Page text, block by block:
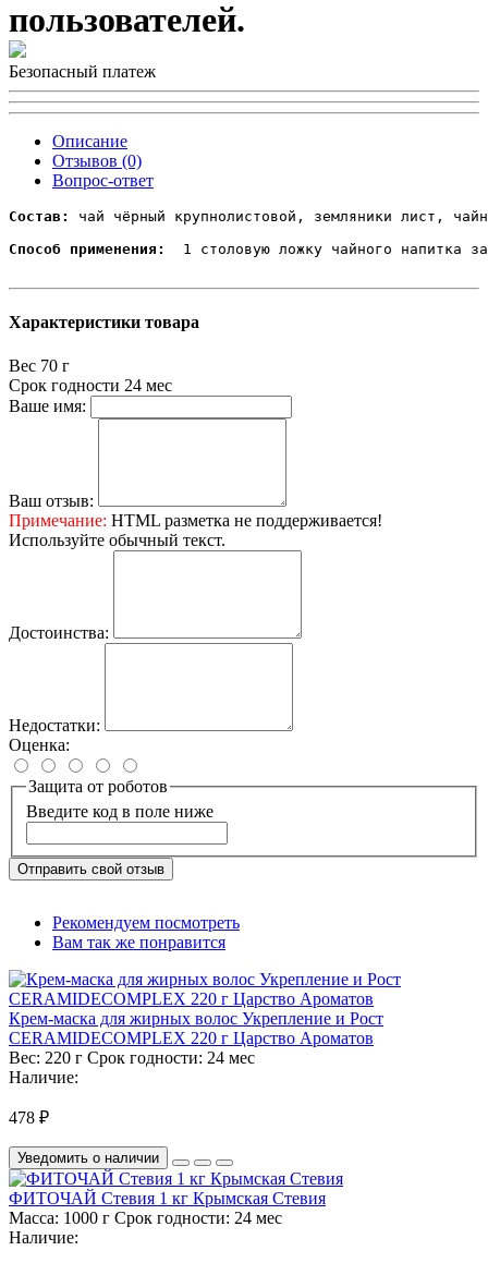
пользователей.
Безопасный платеж
Описание
Отзывов (0)
Вопрос-ответ
Состав:
чай чёрный крупнолистовой, земляники лист,
Способ применения:
1 столовую ложку чайного напитка
Характеристики товара
Вес 70 г
Срок годности 24 мес
Ваше имя:
Ваш отзыв:
Примечание: HTML разметка не поддерживается!
Используйте обычный текст.
Достоинства:
Недостатки:
Оценка:
Защита от роботов
Введите код в поле ниже
Отправить свой отзыв
Рекомендуем посмотреть
Вам так же понравится
Крем-маска для жирных волос Укрепление и Рост
CERAMIDECOMPLEX 220 г Царство Ароматов
Вес: 220 г Срок годности: 24 мес
Наличие:
478 ₽
Уведомить о наличии
ФИТОЧАЙ Стевия 1 кг Крымская Стевия
Масса: 1000 г Срок годности: 24 мес
Наличие: